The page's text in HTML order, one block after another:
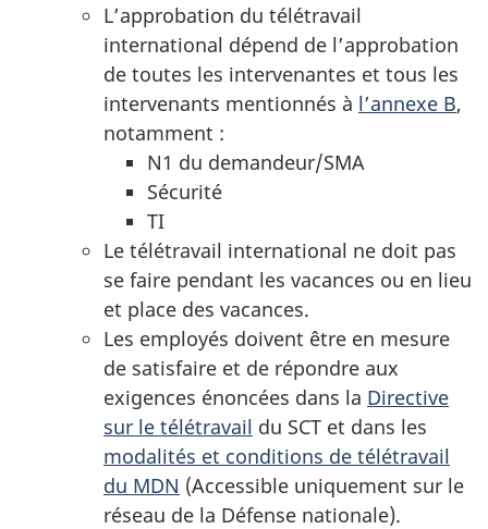
L’approbation du télétravail
international dépend de l’approbation
de toutes les intervenantes et tous les
intervenants mentionnés à l’annexe B,
notamment :
N1 du demandeur/SMA
Sécurité
TI
Le télétravail international ne doit pas
se faire pendant les vacances ou en lieu
et place des vacances.
Les employés doivent être en mesure
de satisfaire et de répondre aux
exigences énoncées dans la Directive
sur le télétravail du SCT et dans les
modalités et conditions de télétravail
du MDN (Accessible uniquement sur le
réseau de la Défense nationale).